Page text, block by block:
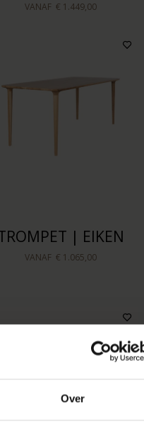
Over
VANAF € 1.449,00
| EIKEN
VANAF € 1.065,00